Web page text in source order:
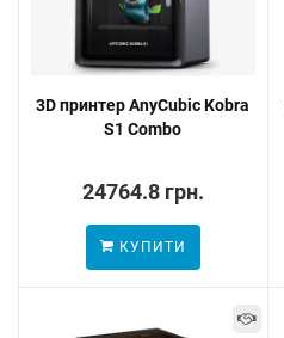
3D принтер AnyCubic Kobra
S1 Combo
24764.8 грн.
КУПИТИ